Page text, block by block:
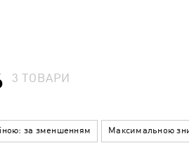
3ТОВАРИ
за зменшенням Максимальною